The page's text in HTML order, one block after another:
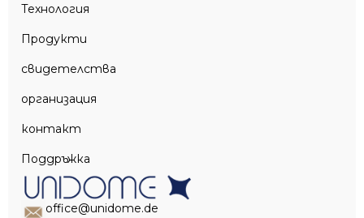
Технология
Продукти
свидетелства
организация
контакт
Поддръжка
office@unidome.de